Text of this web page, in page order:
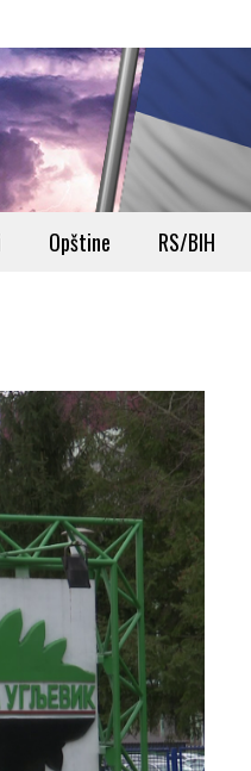
Opštine RS/BIH